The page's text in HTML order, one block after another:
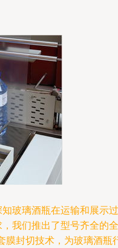
玻璃酒瓶在运输和展示过
我们推出了型号齐全的全
膜封切技术，为玻璃酒瓶